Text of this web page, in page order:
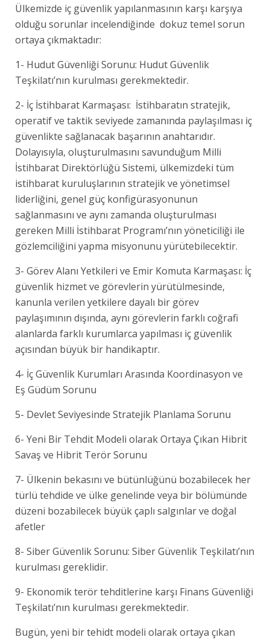
Ülkemizde iç güvenlik yapılanmasının karşı karşıya
olduğu sorunlar incelendiğinde dokuz temel sorun
ortaya çıkmaktadır:
1- Hudut Güvenliği Sorunu: Hudut Güvenlik
Teşkilatı’nın kurulması gerekmektedir.
2- İç İstihbarat Karmaşası: İstihbaratın stratejik,
operatif ve taktik seviyede zamanında paylaşılması iç
güvenlikte sağlanacak başarının anahtarıdır.
Dolayısıyla, oluşturulmasını savunduğum Milli
İstihbarat Direktörlüğü Sistemi, ülkemizdeki tüm
istihbarat kuruluşlarının stratejik ve yönetimsel
liderliğini, genel güç konfigürasyonunun
sağlanmasını ve aynı zamanda oluşturulması
gereken Milli İstihbarat Programı’nın yöneticiliği ile
gözlemciliğini yapma misyonunu yürütebilecektir.
3- Görev Alanı Yetkileri ve Emir Komuta Karmaşası: İç
güvenlik hizmet ve görevlerin yürütülmesinde,
kanunla verilen yetkilere dayalı bir görev
paylaşımının dışında, aynı görevlerin farklı coğrafi
alanlarda farklı kurumlarca yapılması iç güvenlik
açısından büyük bir handikaptır.
4- İç Güvenlik Kurumları Arasında Koordinasyon ve
Eş Güdüm Sorunu
5- Devlet Seviyesinde Stratejik Planlama Sorunu
6- Yeni Bir Tehdit Modeli olarak Ortaya Çıkan Hibrit
Savaş ve Hibrit Terör Sorunu
7- Ülkenin bekasını ve bütünlüğünü bozabilecek her
türlü tehdide ve ülke genelinde veya bir bölümünde
düzeni bozabilecek büyük çaplı salgınlar ve doğal
afetler
8- Siber Güvenlik Sorunu: Siber Güvenlik Teşkilatı’nın
kurulması gereklidir.
9- Ekonomik terör tehditlerine karşı Finans Güvenliği
Teşkilatı’nın kurulması gerekmektedir.
Bugün, yeni bir tehidt modeli olarak ortaya çıkan